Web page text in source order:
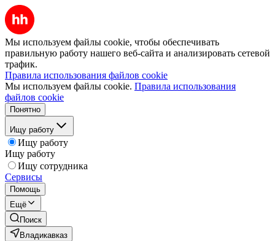
Мы используем файлы cookie, чтобы обеспечивать
правильную работу нашего веб-сайта и анализировать сетевой
трафик.
Правила использования файлов cookie
Мы используем файлы cookie. Правила использования
файлов cookie
Понятно
Ищу работу
Ищу работу
Ищу работу
Ищу сотрудника
Сервисы
Помощь
Ещё
Поиск
Владикавказ